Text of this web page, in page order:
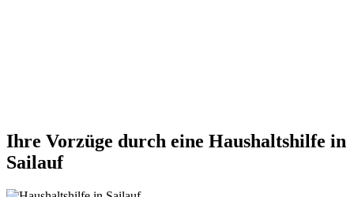
Ihre Vorzüge durch eine Haushaltshilfe in
Sailauf